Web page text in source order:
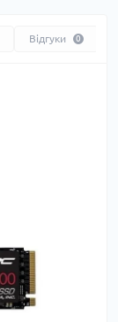
Відгуки 0